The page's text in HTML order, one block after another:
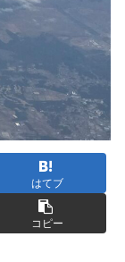
はてブ
コピー